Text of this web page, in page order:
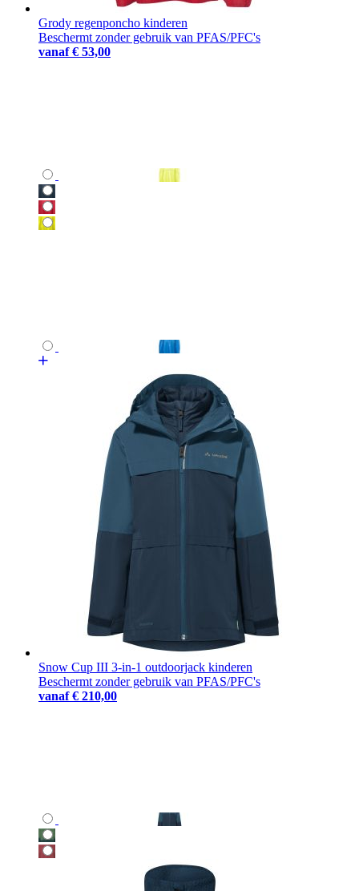
Grody regenponcho kinderen
Beschermt zonder gebruik van PFAS/PFC's
vanaf € 53,00
Snow Cup III 3-in-1 outdoorjack kinderen
Beschermt zonder gebruik van PFAS/PFC's
vanaf € 210,00